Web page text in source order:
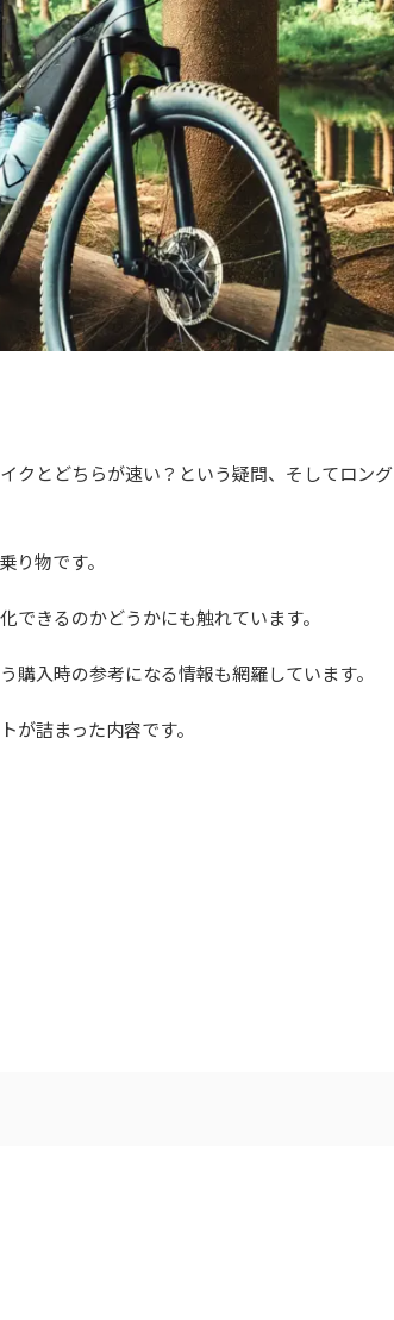
クとどちらが速い？という疑問、そしてロング
り物です。
きるのかどうかにも触れています。
入時の参考になる情報も網羅しています。
詰まった内容です。